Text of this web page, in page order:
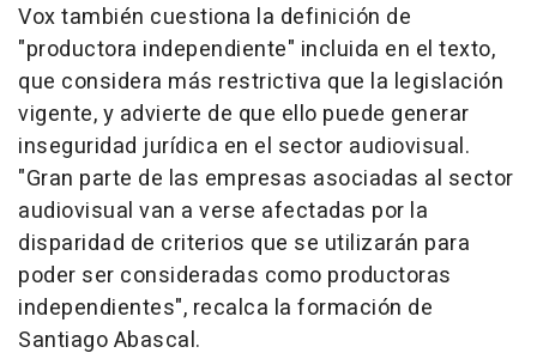
Vox también cuestiona la definición de
"productora independiente" incluida en el texto,
que considera más restrictiva que la legislación
vigente, y advierte de que ello puede generar
inseguridad jurídica en el sector audiovisual.
"Gran parte de las empresas asociadas al sector
audiovisual van a verse afectadas por la
disparidad de criterios que se utilizarán para
poder ser consideradas como productoras
independientes", recalca la formación de
Santiago Abascal.